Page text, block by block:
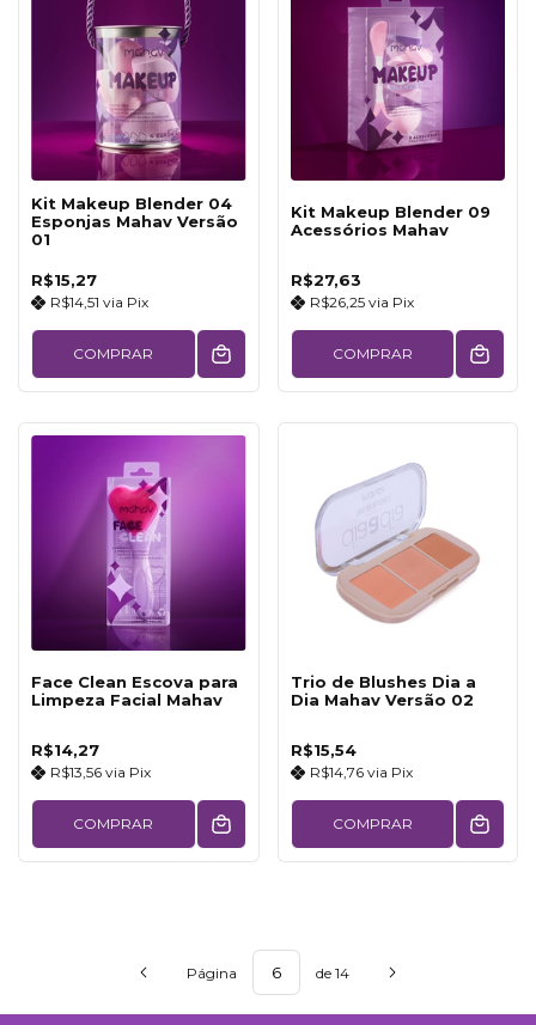
Kit Makeup Blender 04
Esponjas Mahav Versão
01
R$15,27
R$14,51 via Pix
COMPRAR
Kit Makeup Blender 09
Acessórios Mahav
R$27,63
R$26,25 via Pix
COMPRAR
Face Clean Escova para
Limpeza Facial Mahav
R$14,27
R$13,56 via Pix
COMPRAR
Trio de Blushes Dia a
Dia Mahav Versão 02
R$15,54
R$14,76 via Pix
COMPRAR
Página de 14